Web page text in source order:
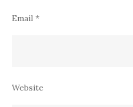
Email *
Website